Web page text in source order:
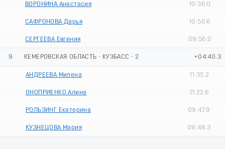
ВОРОНИНА Анастасия 10:36.0
САФРОНОВА Дарья 10:50.6
СЕРГЕЕВА Евгения 09:56.0
9 КЕМЕРОВСКАЯ ОБЛАСТЬ - КУЗБАСС - 2 +04:40.3
АНДРЕЕВА Милена 11:35.2
ОНОПРИЕНКО Алина 11:22.6
РОЛЬЗИНГ Екатерина 09:47.9
КУЗНЕЦОВА Мария 09:48.3